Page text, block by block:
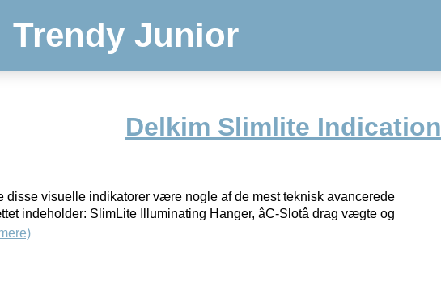
Trendy Junior
Delkim Slimlite Indication
disse visuelle indikatorer være nogle af de mest teknisk avancerede
indeholder: SlimLite Illuminating Hanger, âC-Slotâ drag vægte og